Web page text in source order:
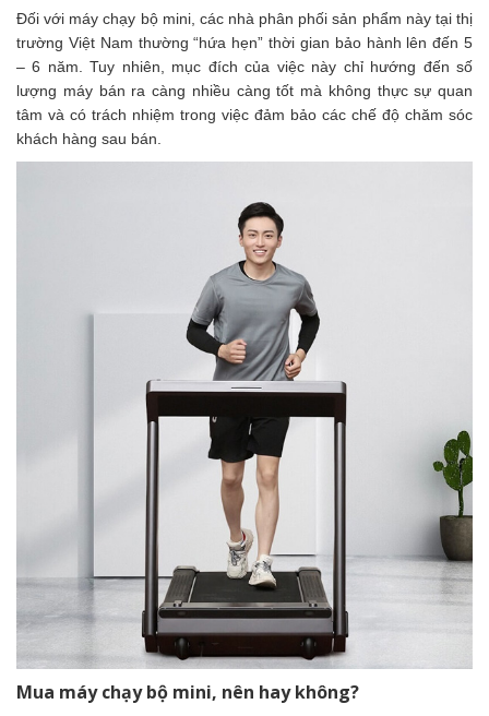
Đối với máy chạy bộ mini, các nhà phân phối sản phẩm này tại thị
trường Việt Nam thường “hứa hẹn” thời gian bảo hành lên đến 5
– 6 năm. Tuy nhiên, mục đích của việc này chỉ hướng đến số
lượng máy bán ra càng nhiều càng tốt mà không thực sự quan
tâm và có trách nhiệm trong việc đảm bảo các chế độ chăm sóc
khách hàng sau bán.
Mua máy chạy bộ mini, nên hay không?